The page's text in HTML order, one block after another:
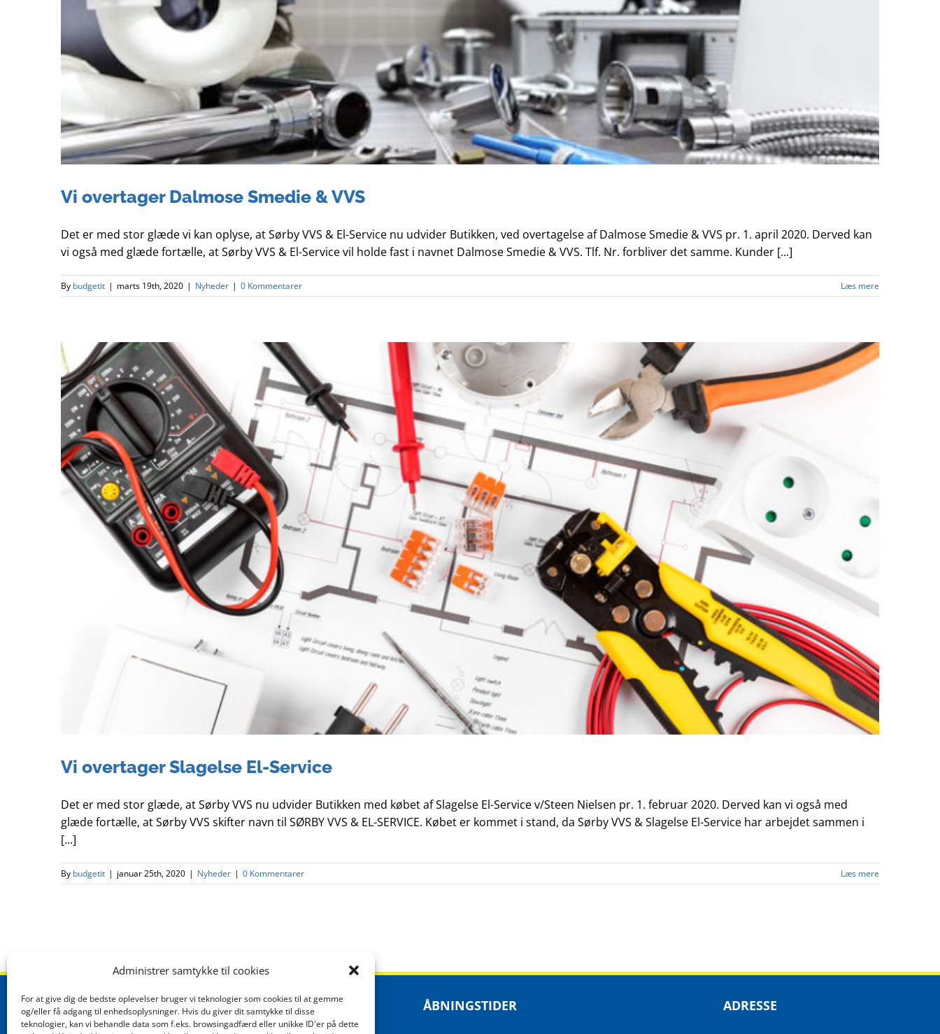
Administrer samtykke til cookies
For at give dig de bedste oplevelser bruger vi teknologier som cookies til at gemme
og/eller få adgang til enhedsoplysninger. Hvis du giver dit samtykke til disse
teknologier, kan vi behandle data som f.eks. browsingadfærd eller unikke ID'er på dette
Vi overtager Dalmose Smedie & VVS
Det er med stor glæde vi kan oplyse, at Sørby VVS & El-Service nu udvider Butikken, ved overtagelse af Dalmose Smedie & VVS pr. 1. april 2020. Derved kan
vi også med glæde fortælle, at Sørby VVS & El-Service vil holde fast i navnet Dalmose Smedie & VVS. Tlf. Nr. forbliver det samme. Kunder [...]
By budgetit | marts 19th, 2020 | Nyheder | 0 Kommentarer Læs mere
Vi overtager Slagelse El-Service
Det er med stor glæde, at Sørby VVS nu udvider Butikken med købet af Slagelse El-Service v/Steen Nielsen pr. 1. februar 2020. Derved kan vi også med
glæde fortælle, at Sørby VVS skifter navn til SØRBY VVS & EL-SERVICE. Købet er kommet i stand, da Sørby VVS & Slagelse El-Service har arbejdet sammen i
[...]
By budgetit | januar 25th, 2020 | Nyheder | 0 Kommentarer Læs mere
KONTAKT ÅBNINGSTIDER ADRESSE